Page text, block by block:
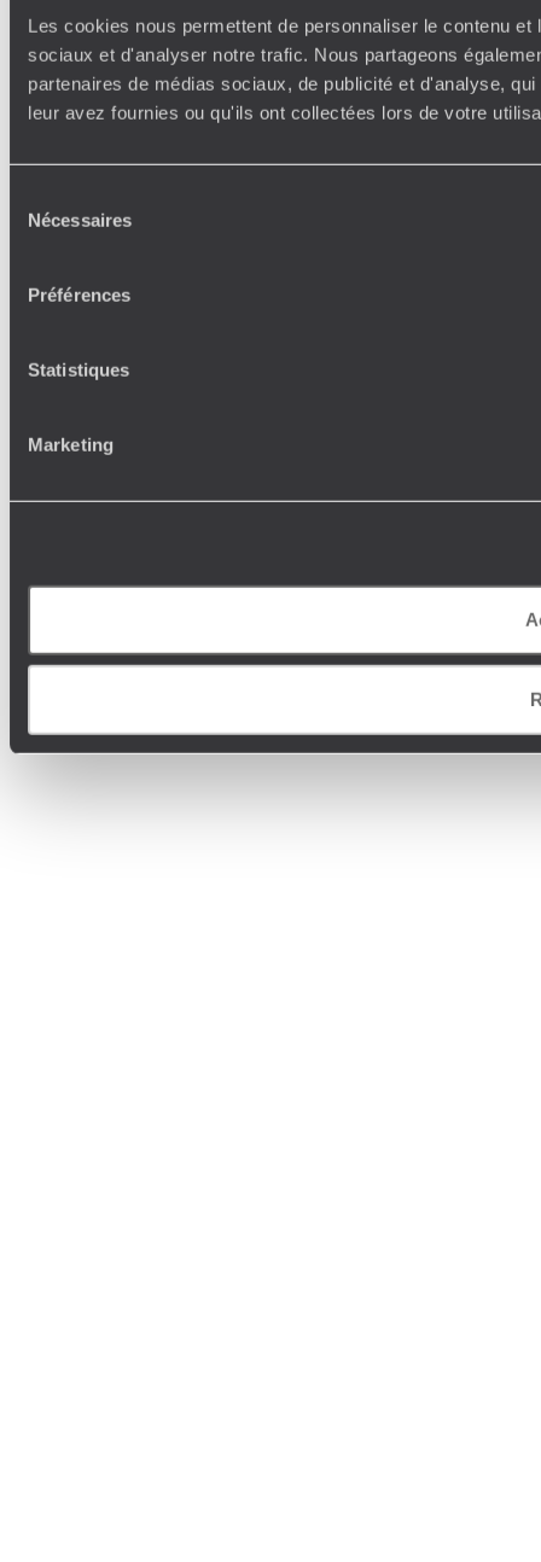
Les cookies nous permettent de personnaliser le contenu
sociaux et d'analyser notre trafic. Nous partageons
partenaires de médias sociaux, de publicité et d'analyse,
leur avez fournies ou qu'ils ont collectées lors de votre
Nécessaires
Préférences
Statistiques
Marketing